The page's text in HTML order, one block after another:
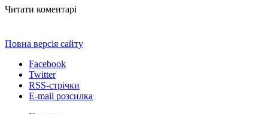
Читати коментарі
Повна версія сайту
Facebook
Twitter
RSS-стрічки
E-mail розсилка